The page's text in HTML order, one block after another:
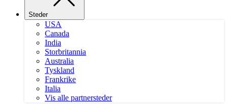
Steder
USA
Canada
India
Storbritannia
Australia
Tyskland
Frankrike
Italia
Vis alle partnersteder